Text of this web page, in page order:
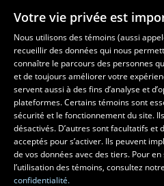
Faculté de musique
Pavillon Louis-Jacques-Casault
1055, avenue du Séminaire, Québec
Téléphone: 418 656-7061
Suivez-nous sur Facebook
Suivez-nous sur YouTube
Votre vie privée est
Nous utilisons des témoins (aussi
recueillir des données qui nous
connaître le parcours des personnes
et de toujours améliorer votre
servent aussi à des fins d’analyse et
plateformes. Certains témoins sont
sécurité et le fonctionnement du site.
désactivés. D’autres sont facultatifs et
acceptés pour s’activer. Ils peuvent
de vos données avec des tiers. Pour
l’utilisation des témoins, consultez notre
confidentialité.